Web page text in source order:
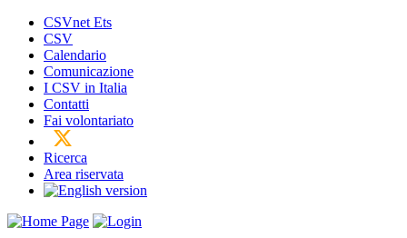
CSVnet Ets
CSV
Calendario
Comunicazione
I CSV in Italia
Contatti
Fai volontariato
Ricerca
Area riservata